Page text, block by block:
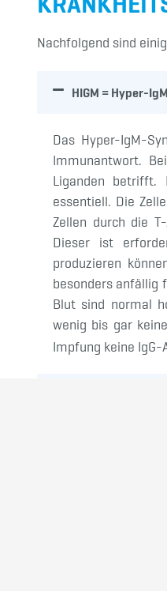
Nachfolgend sind
HIGM = Hyper-
Das Hyper-IgM-
Immunantwort.
Liganden betrifft.
essentiell. Die
Zellen durch die
Dieser ist
produzieren
besonders anfällig
Blut sind normal
wenig bis gar
Impfung keine